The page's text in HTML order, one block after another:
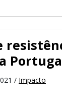
/ Impacto